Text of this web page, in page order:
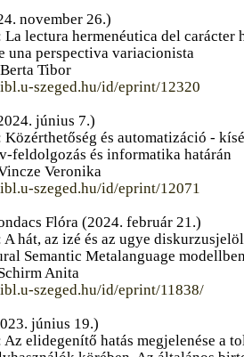
november 26.)
La lectura hermenéutica del
una perspectiva variacionista
Tibor
szeged.hu/id/eprint/12320
június 7.)
Közérthetőség és automatizáció -
feldolgozás és informatika határán
Veronika
szeged.hu/id/eprint/12071
Flóra (2024. február 21.)
hát, az izé és az ugye
Semantic Metalanguage
Anita
szeged.hu/id/eprint/11838/
június 19.)
elidegenítő hatás megjelenése a